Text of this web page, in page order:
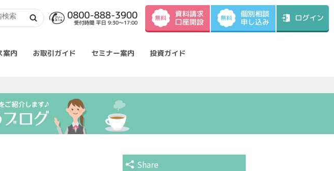
0800-888-3900
受付時間 平日 9:30～17:00
無料 資料請求
口座開設 無料 個別相談
申し込み ログイン
案内 お取引ガイド セミナー案内 投資ガイド
Share